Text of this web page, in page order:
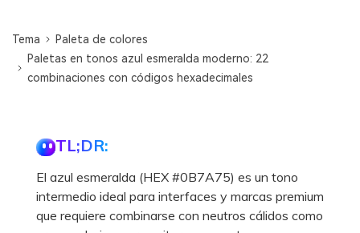
Tema
Paleta de colores
Paletas en tonos azul esmeralda moderno: 22
combinaciones con códigos hexadecimales
TL;DR:
El azul esmeralda (HEX #0B7A75) es un tono
intermedio ideal para interfaces y marcas premium
que requiere combinarse con neutros cálidos como